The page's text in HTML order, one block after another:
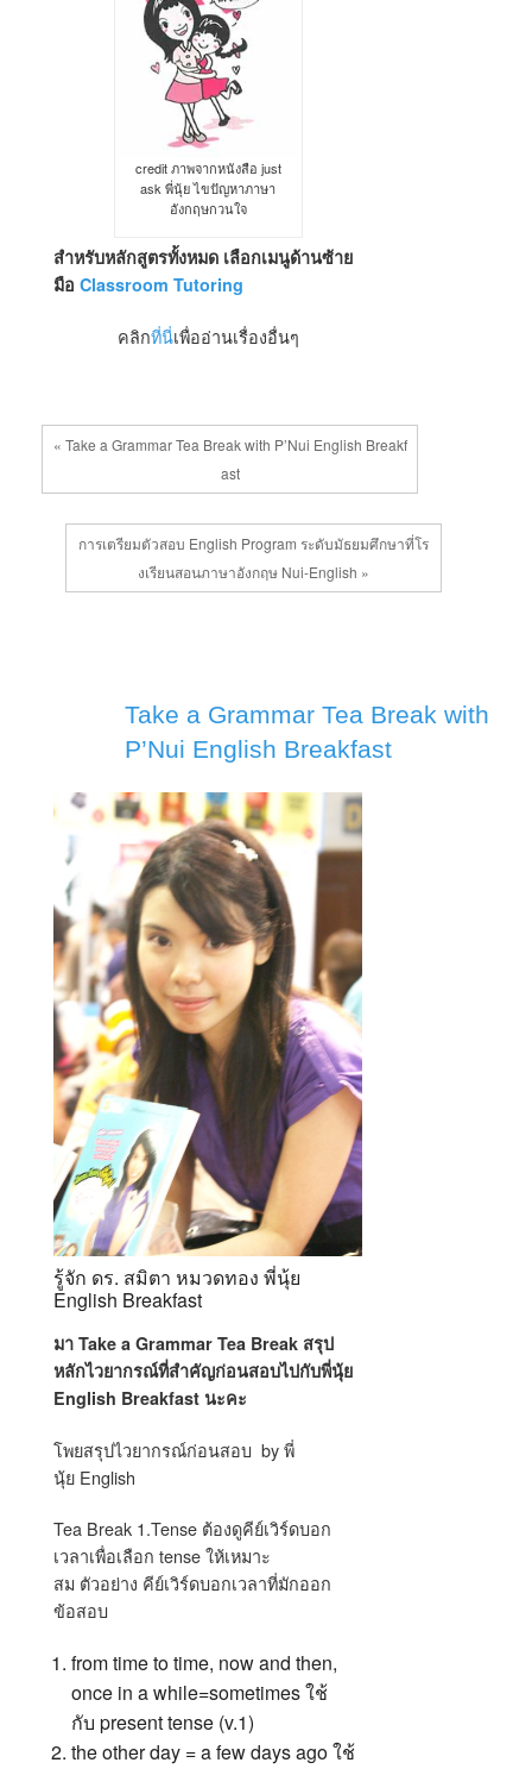
credit ภาพจากหนังสือ just
ask พี่นุ้ย ไขปัญหาภาษา
อังกฤษกวนใจ
สำหรับหลักสูตรทั้งหมด เลือกเมนูด้านซ้าย
มือ Classroom Tutoring
คลิกที่นี่เพื่ออ่านเรื่องอื่นๆ
« Take a Grammar Tea Break with P’Nui English Breakf
ast
การเตรียมตัวสอบ English Program ระดับมัธยมศึกษาที่โร
งเรียนสอนภาษาอังกฤษ Nui-English »
Take a Grammar Tea Break with
P’Nui English Breakfast
รู้จัก ดร. สมิตา หมวดทอง พี่นุ้ย
English Breakfast
มา Take a Grammar Tea Break สรุป
หลักไวยากรณ์ที่สำคัญก่อนสอบไปกับพี่นุ้ย
English Breakfast นะคะ
โพยสรุปไวยากรณ์ก่อนสอบ by พี่
นุ้ย English
Tea Break 1.Tense ต้องดูคีย์เวิร์ดบอก
เวลาเพื่อเลือก tense ให้เหมาะ
สม ตัวอย่าง คีย์เวิร์ดบอกเวลาที่มักออก
ข้อสอบ
from time to time, now and then,
once in a while=sometimes ใช้
กับ present tense (v.1)
the other day = a few days ago ใช้